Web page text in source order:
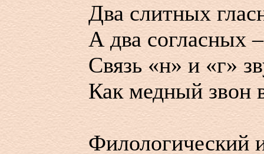
Два слитных
А два согласных
Связь «н» и «г»
Как медный звон
Филологический